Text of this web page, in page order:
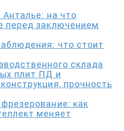
на что
перед заключением
что стоит
склада
плит ПД и
прочность
как
меняет